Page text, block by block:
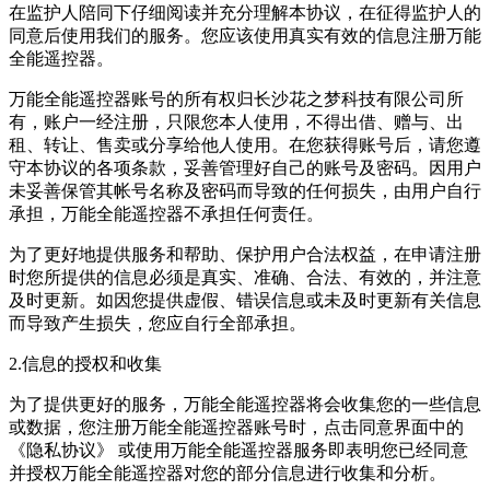
在监护人陪同下仔细阅读并充分理解本协议，在征得监护人的
同意后使用我们的服务。您应该使用真实有效的信息注册万能
全能遥控器。
万能全能遥控器账号的所有权归长沙花之梦科技有限公司所
有，账户一经注册，只限您本人使用，不得出借、赠与、出
租、转让、售卖或分享给他人使用。在您获得账号后，请您遵
守本协议的各项条款，妥善管理好自己的账号及密码。因用户
未妥善保管其帐号名称及密码而导致的任何损失，由用户自行
承担，万能全能遥控器不承担任何责任。
为了更好地提供服务和帮助、保护用户合法权益，在申请注册
时您所提供的信息必须是真实、准确、合法、有效的，并注意
及时更新。如因您提供虚假、错误信息或未及时更新有关信息
而导致产生损失，您应自行全部承担。
2.信息的授权和收集
为了提供更好的服务，万能全能遥控器将会收集您的一些信息
或数据，您注册万能全能遥控器账号时，点击同意界面中的
《隐私协议》 或使用万能全能遥控器服务即表明您已经同意
并授权万能全能遥控器对您的部分信息进行收集和分析。